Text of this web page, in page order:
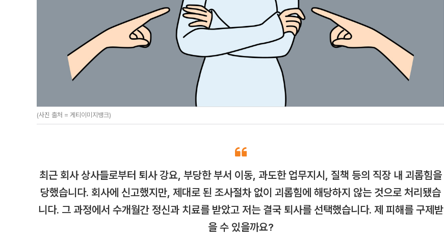
(사진 출처 = 게티이미지뱅크)
최근 회사 상사들로부터 퇴사 강요, 부당한 부서 이동, 과도한 업무지시, 질책 등의 직장 내 괴롭힘을
당했습니다. 회사에 신고했지만, 제대로 된 조사절차 없이 괴롭힘에 해당하지 않는 것으로 처리됐습
니다. 그 과정에서 수개월간 정신과 치료를 받았고 저는 결국 퇴사를 선택했습니다. 제 피해를 구제받
을 수 있을까요?